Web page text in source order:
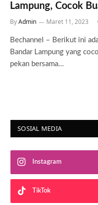
Lampung, Cocok
ByAdmin Maret 11, 2023
Bechannel – Berikut ini
Bandar Lampung yang
pekan bersama…
SOSIAL MEDIA
Instagram
TikTok